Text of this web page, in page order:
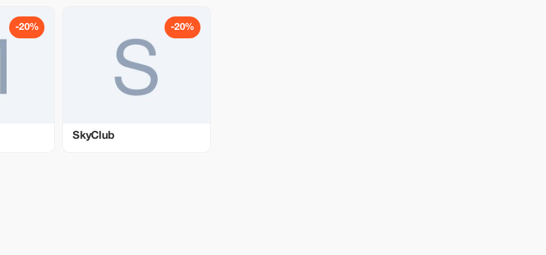
-20% -20%
SkyClub